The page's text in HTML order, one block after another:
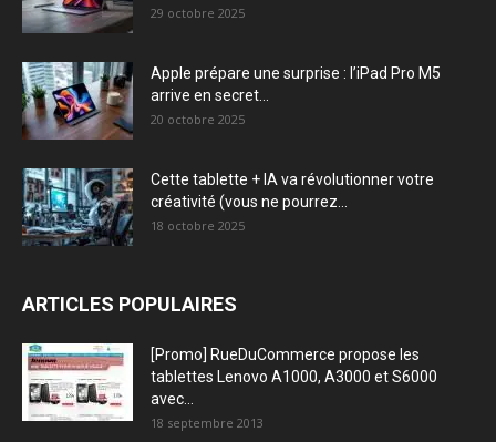
29 octobre 2025
Apple prépare une surprise : l’iPad Pro M5
arrive en secret...
20 octobre 2025
Cette tablette + IA va révolutionner votre
créativité (vous ne pourrez...
18 octobre 2025
ARTICLES POPULAIRES
[Promo] RueDuCommerce propose les
tablettes Lenovo A1000, A3000 et S6000
avec...
18 septembre 2013